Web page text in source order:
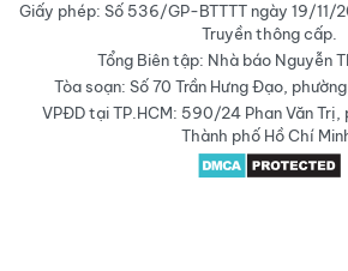
Giấy phép: Số 536/GP-BTTTT ngày 19/11/
Truyền thông cấp.
Tổng Biên tập: Nhà báo Nguyễn
Tòa soạn: Số 70 Trần Hưng Đạo,
VPĐD tại TP.HCM: 590/24 Phan Văn Trị,
Thành phố Hồ Chí